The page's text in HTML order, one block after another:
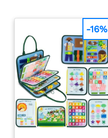
-16%